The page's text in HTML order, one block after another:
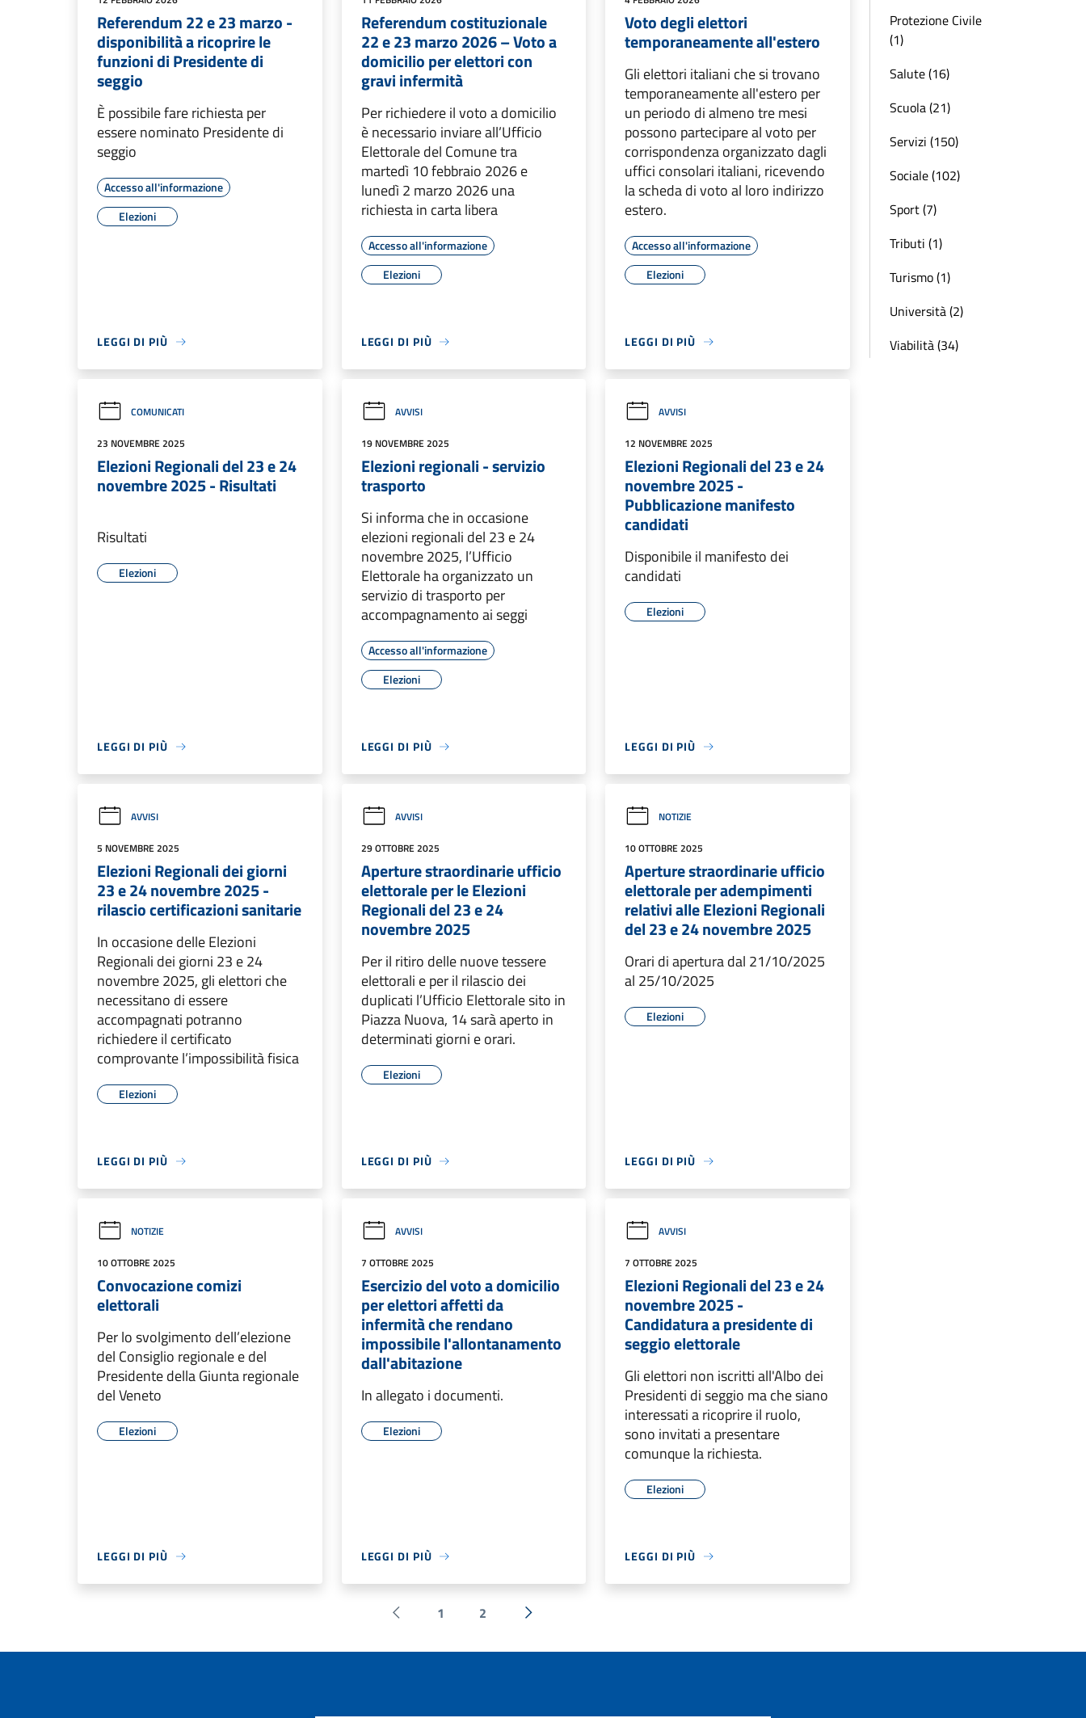
Referendum 22 e 23 marzo -
disponibilità a ricoprire le
funzioni di Presidente di
seggio
È possibile fare richiesta per
essere nominato Presidente di
seggio
Accesso all'informazione
Elezioni
LEGGI DI PIÙ
Referendum costituzionale
22 e 23 marzo 2026 – Voto a
domicilio per elettori con
gravi infermità
Per richiedere il voto a domicilio
è necessario inviare all’Ufficio
Elettorale del Comune tra
martedì 10 febbraio 2026 e
lunedì 2 marzo 2026 una
richiesta in carta libera
Accesso all'informazione
Elezioni
LEGGI DI PIÙ
Voto degli elettori
temporaneamente all'estero
Gli elettori italiani che si trovano
temporaneamente all'estero per
un periodo di almeno tre mesi
possono partecipare al voto per
corrispondenza organizzato dagli
uffici consolari italiani, ricevendo
la scheda di voto al loro indirizzo
estero.
Accesso all'informazione
Elezioni
LEGGI DI PIÙ
COMUNICATI
23 NOVEMBRE 2025
Elezioni Regionali del 23 e 24
novembre 2025 - Risultati
Risultati
Elezioni
LEGGI DI PIÙ
AVVISI
19 NOVEMBRE 2025
Elezioni regionali - servizio
trasporto
Si informa che in occasione
elezioni regionali del 23 e 24
novembre 2025, l’Ufficio
Elettorale ha organizzato un
servizio di trasporto per
accompagnamento ai seggi
Accesso all'informazione
Elezioni
LEGGI DI PIÙ
AVVISI
12 NOVEMBRE 2025
Elezioni Regionali del 23 e 24
novembre 2025 -
Pubblicazione manifesto
candidati
Disponibile il manifesto dei
candidati
Elezioni
LEGGI DI PIÙ
AVVISI
5 NOVEMBRE 2025
Elezioni Regionali dei giorni
23 e 24 novembre 2025 -
rilascio certificazioni sanitarie
In occasione delle Elezioni
Regionali dei giorni 23 e 24
novembre 2025, gli elettori che
necessitano di essere
accompagnati potranno
richiedere il certificato
comprovante l’impossibilità fisica
Elezioni
LEGGI DI PIÙ
AVVISI
29 OTTOBRE 2025
Aperture straordinarie ufficio
elettorale per le Elezioni
Regionali del 23 e 24
novembre 2025
Per il ritiro delle nuove tessere
elettorali e per il rilascio dei
duplicati l’Ufficio Elettorale sito in
Piazza Nuova, 14 sarà aperto in
determinati giorni e orari.
Elezioni
LEGGI DI PIÙ
NOTIZIE
10 OTTOBRE 2025
Aperture straordinarie ufficio
elettorale per adempimenti
relativi alle Elezioni Regionali
del 23 e 24 novembre 2025
Orari di apertura dal 21/10/2025
al 25/10/2025
Elezioni
LEGGI DI PIÙ
NOTIZIE
10 OTTOBRE 2025
Convocazione comizi
elettorali
Per lo svolgimento dell’elezione
del Consiglio regionale e del
Presidente della Giunta regionale
del Veneto
Elezioni
LEGGI DI PIÙ
AVVISI
7 OTTOBRE 2025
Esercizio del voto a domicilio
per elettori affetti da
infermità che rendano
impossibile l'allontanamento
dall'abitazione
In allegato i documenti.
Elezioni
LEGGI DI PIÙ
AVVISI
7 OTTOBRE 2025
Elezioni Regionali del 23 e 24
novembre 2025 -
Candidatura a presidente di
seggio elettorale
Gli elettori non iscritti all'Albo dei
Presidenti di seggio ma che siano
interessati a ricoprire il ruolo,
sono invitati a presentare
comunque la richiesta.
Elezioni
LEGGI DI PIÙ
Pagina precedente
1 2
Successiva »
Protezione Civile
(1)
Salute (16)
Scuola (21)
Servizi (150)
Sociale (102)
Sport (7)
Tributi (1)
Turismo (1)
Università (2)
Viabilità (34)